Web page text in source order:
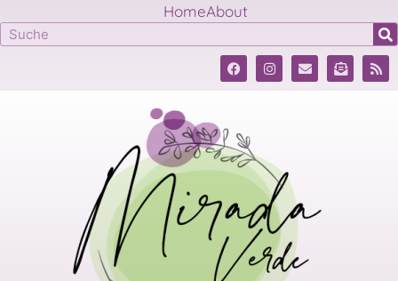
HomeAbout